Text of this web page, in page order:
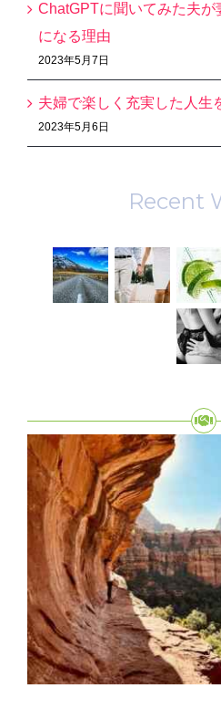
ChatGPTに聞いてみた夫が
になる理由
2023年5月7日
夫婦で楽しく充実した人生
2023年5月6日
Recent